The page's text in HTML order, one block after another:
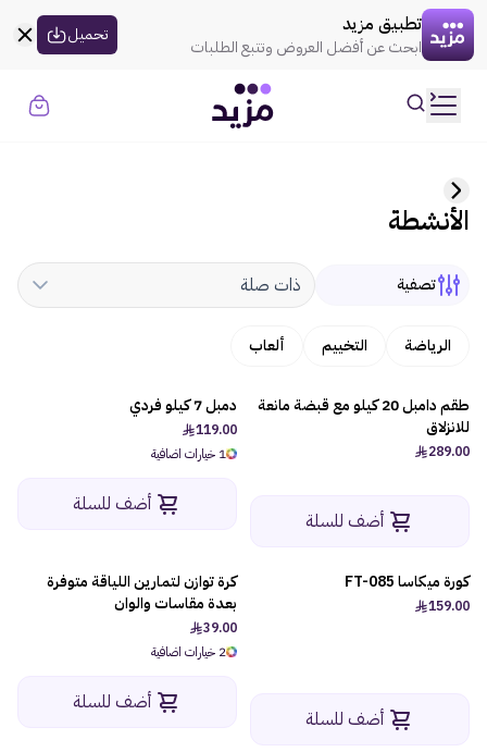
القسيمه تنتهي فيتطبيق مزيد
ابحث عن أفضل العروض وتتبع الطلبات
تحميلuil:globe
حسابي
تسجيل الدخول
الذهـب
المنزل
الإلكترونيات
الجمال
السوبر ماركت
العطور
مستلزمات المركبات
الأنشطة
تصفية ذات صلة
الرياضة التخييم ألعاب
طقم دامبل 20 كيلو مع قبضة مانعة
للانزلاق
289.00
أضف للسلة
دمبل 7 كيلو فردي
119.00
1 خيارات اضافية
أضف للسلة
كورة ميكاسا FT-085
159.00
أضف للسلة
كرة توازن لتمارين اللياقة متوفرة
بعدة مقاسات والوان
39.00
2 خيارات اضافية
أضف للسلة